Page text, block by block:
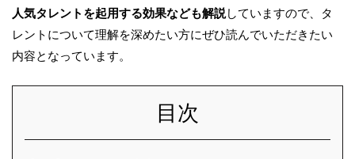
人気タレントを起用する効果なども解説していますので、タ
レントについて理解を深めたい方にぜひ読んでいただきたい
内容となっています。
目次